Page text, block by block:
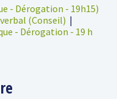
- Dérogation - 19h15)
(Conseil) |
- Dérogation - 19 h